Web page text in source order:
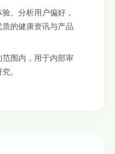
、分析用户偏好，
的健康资讯与产品
围内，用于内部审
。